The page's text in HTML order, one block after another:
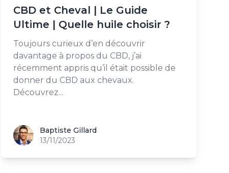
CBD et Cheval | Le Guide
Ultime | Quelle huile choisir ?
Toujours curieux d’en découvrir
davantage à propos du CBD, j’ai
récemment appris qu’il était possible de
donner du CBD aux chevaux.
Découvrez...
Baptiste Gillard
Baptiste Gillard
13/11/2023